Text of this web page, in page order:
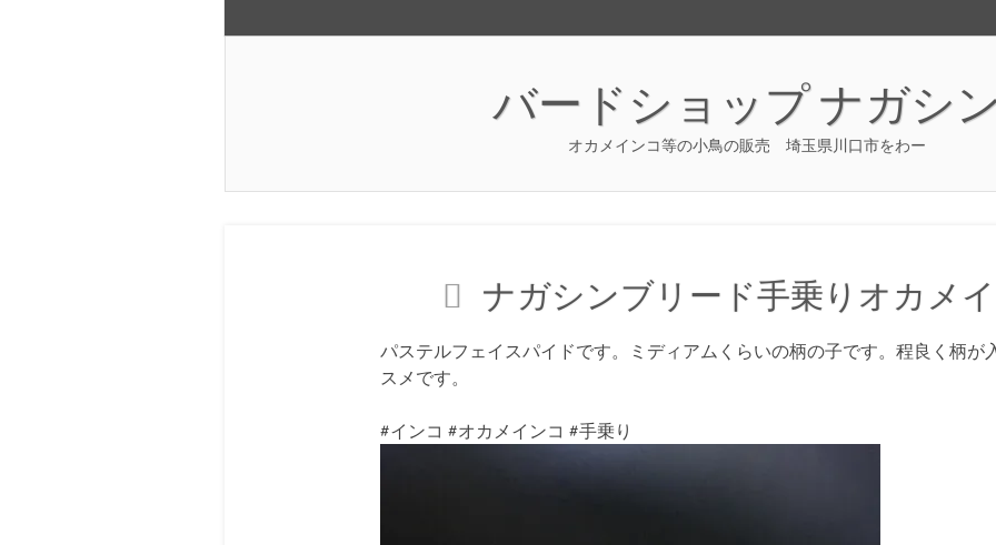
HOME
バードショップ ナガシ
オカメインコ等の小鳥の販売 埼玉県川口市をわー
ナガシンブリード手乗りオカメ
パステルフェイスパイドです。ミディアムくらいの柄の子です。程良く柄が
スメです。
#インコ #オカメインコ #手乗り